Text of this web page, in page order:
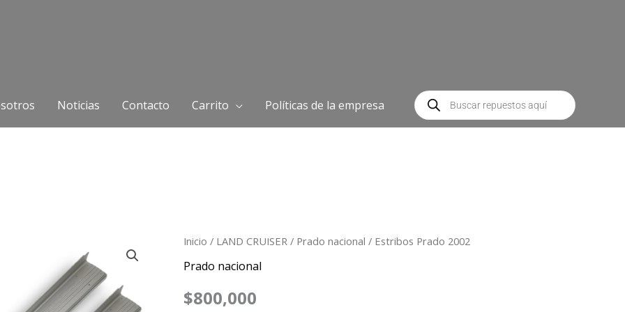
Noticias Contacto Carrito Políticas de la empresa
Búsqueda
de
productos
Inicio / LAND CRUISER / Prado nacional / Estribos Prado 2002
Prado nacional
$800,000
Estribos
Prado
cantidad